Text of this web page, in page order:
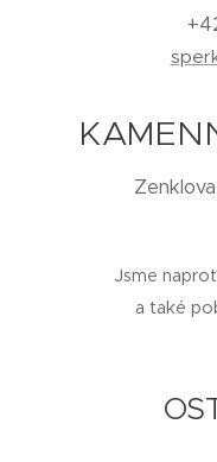
Jsme
a také